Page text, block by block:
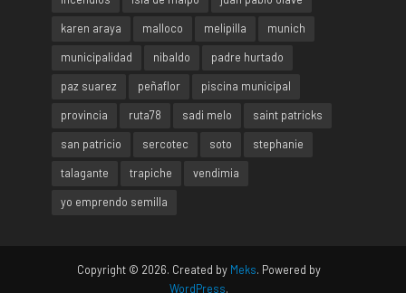
karen araya
malloco melipilla
munich
municipalidad
nibaldo
padre hurtado
paz suarez
peñaflor
piscina municipal
provincia
ruta78 sadi melo
saint patricks
san patricio
sercotec soto
stephanie
talagante
trapiche
vendimia
yo emprendo semilla
Copyright © 2026. Created by Meks. Powered by
WordPress.